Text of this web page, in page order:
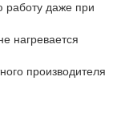
работу даже при
нагревается
производителя